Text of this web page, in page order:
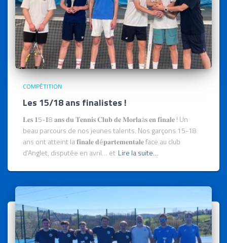
COMPÉTITION
Les 15/18 ans finalistes !
𝐋𝐞𝐬 𝟏5-𝟏8 𝐚𝐧𝐬 𝐝𝐮 𝐓𝐞𝐧𝐧𝐢𝐬 𝐂𝐥𝐮𝐛 𝐝𝐞 𝐌𝐨𝐫𝐥𝐚à𝐬 𝐞𝐧 𝐟𝐢𝐧𝐚𝐥𝐞 ! Un
beau parcours de nos jeunes talents. Nos garçons 15-18
ans ont atteint la 𝐟𝐢𝐧𝐚𝐥𝐞 𝐝é𝐩𝐚𝐫𝐭𝐞𝐦𝐞𝐧𝐭𝐚𝐥𝐞 face au club
d’Anglet, disputée en avril… et Lire la suite…